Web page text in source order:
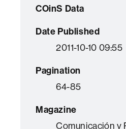
COinS Data
Date Published
2011-10-10 09:55
Pagination
64-85
Magazine
Comunicación y